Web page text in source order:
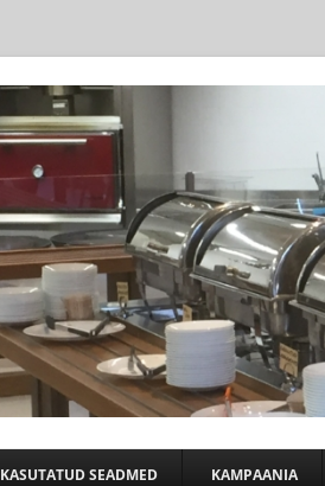
KASUTATUD SEADMED KAMPAANIA